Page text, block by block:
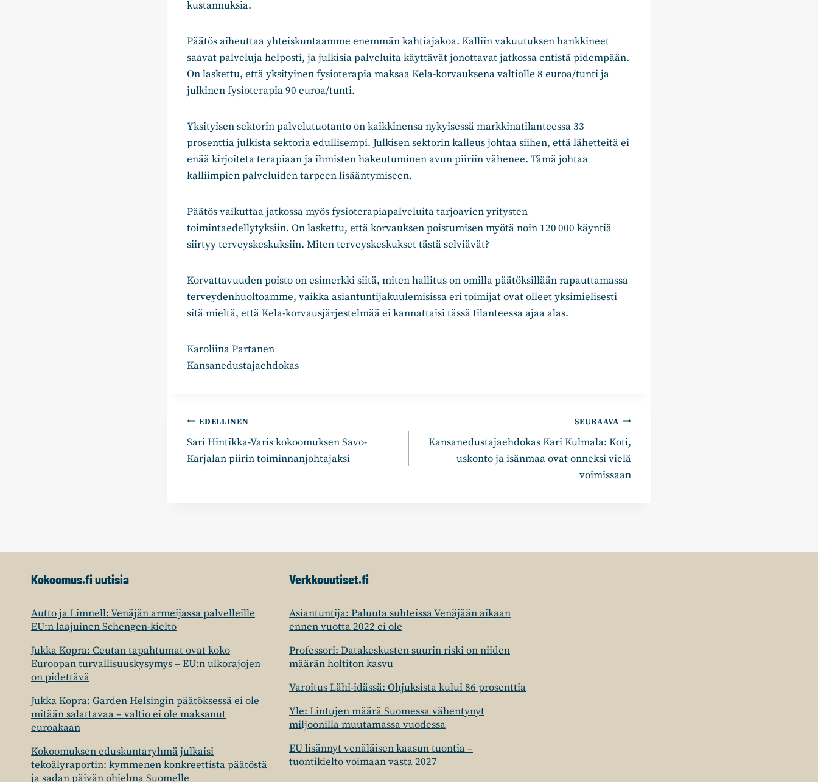
kustannuksia.
Päätös aiheuttaa yhteiskuntaamme enemmän kahtiajakoa. Kalliin vakuutuksen hankkineet
saavat palveluja helposti, ja julkisia palveluita käyttävät jonottavat jatkossa entistä pidempään.
On laskettu, että yksityinen fysioterapia maksaa Kela-korvauksena valtiolle 8 euroa/tunti ja
julkinen fysioterapia 90 euroa/tunti.
Yksityisen sektorin palvelutuotanto on kaikkinensa nykyisessä markkinatilanteessa 33
prosenttia julkista sektoria edullisempi. Julkisen sektorin kalleus johtaa siihen, että lähetteitä ei
enää kirjoiteta terapiaan ja ihmisten hakeutuminen avun piiriin vähenee. Tämä johtaa
kalliimpien palveluiden tarpeen lisääntymiseen.
Päätös vaikuttaa jatkossa myös fysioterapiapalveluita tarjoavien yritysten
toimintaedellytyksiin. On laskettu, että korvauksen poistumisen myötä noin 120 000 käyntiä
siirtyy terveyskeskuksiin. Miten terveyskeskukset tästä selviävät?
Korvattavuuden poisto on esimerkki siitä, miten hallitus on omilla päätöksillään rapauttamassa
terveydenhuoltoamme, vaikka asiantuntijakuulemisissa eri toimijat ovat olleet yksimielisesti
sitä mieltä, että Kela-korvausjärjestelmää ei kannattaisi tässä tilanteessa ajaa alas.
Karoliina Partanen
Kansanedustajaehdokas
Artikkelien
selaus
EDELLINEN
Sari Hintikka-Varis kokoomuksen Savo-
Karjalan piirin toiminnanjohtajaksi
SEURAAVA
Kansanedustajaehdokas Kari Kulmala: Koti,
uskonto ja isänmaa ovat onneksi vielä
voimissaan
Kokoomus.fi uutisia
Autto ja Limnell: Venäjän armeijassa palvelleille
EU:n laajuinen Schengen-kielto
Jukka Kopra: Ceutan tapahtumat ovat koko
Euroopan turvallisuuskysymys – EU:n ulkorajojen
on pidettävä
Jukka Kopra: Garden Helsingin päätöksessä ei ole
mitään salattavaa – valtio ei ole maksanut
euroakaan
Kokoomuksen eduskuntaryhmä julkaisi
tekoälyraportin: kymmenen konkreettista päätöstä
ja sadan päivän ohjelma Suomelle
Verkkouutiset.fi
Asiantuntija: Paluuta suhteissa Venäjään aikaan
ennen vuotta 2022 ei ole
Professori: Datakeskusten suurin riski on niiden
määrän holtiton kasvu
Varoitus Lähi-idässä: Ohjuksista kului 86 prosenttia
Yle: Lintujen määrä Suomessa vähentynyt
miljoonilla muutamassa vuodessa
EU lisännyt venäläisen kaasun tuontia –
tuontikielto voimaan vasta 2027